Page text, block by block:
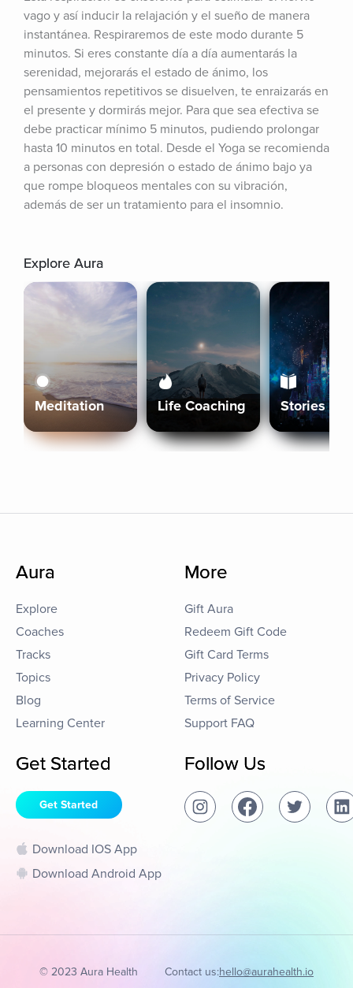
vago y así inducir la relajación y el sueño de manera
instantánea. Respiraremos de este modo durante 5
minutos. Si eres constante día a día aumentarás la
serenidad, mejorarás el estado de ánimo, los
pensamientos repetitivos se disuelven, te enraizarás en
el presente y dormirás mejor. Para que sea efectiva se
debe practicar mínimo 5 minutos, pudiendo prolongar
hasta 10 minutos en total. Desde el Yoga se recomienda
a personas con depresión o estado de ánimo bajo ya
que rompe bloqueos mentales con su vibración,
además de ser un tratamiento para el insomnio.
Explore Aura
Meditation Life Coaching Stories
Aura
Explore
Coaches
Tracks
Topics
Blog
Learning Center
More
Gift Aura
Redeem Gift Code
Gift Card Terms
Privacy Policy
Terms of Service
Support FAQ
Get Started
Get Started
Download IOS App
Download Android App
Follow Us
© 2023 Aura Health Contact us:hello@aurahealth.io